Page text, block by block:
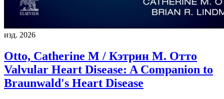
изд. 2026
Otto, Catherine M / Кэтрин М. Отто
Valvular Heart Disease: A Companion to
Braunwald's Heart Disease